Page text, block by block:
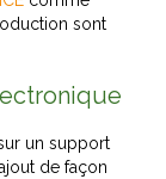
sont
un support
de façon